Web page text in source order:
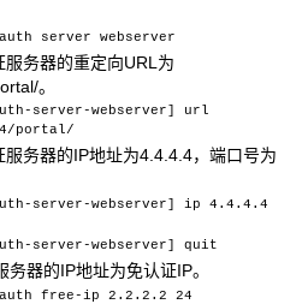
server webserver
务器的重定向URL为
。
server-webserver] url
portal/
务器的IP地址为4.4.4.4，端口号为
server-webserver] ip 4.4.4.4
server-webserver] quit
器的IP地址为免认证IP。
auth free-ip 2.2.2.2 24